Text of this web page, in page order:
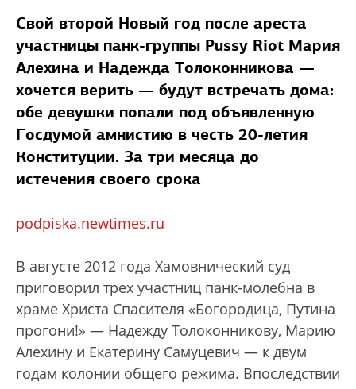
Свой второй Новый год после ареста
участницы панк-группы Pussy Riot Мария
Алехина и Надежда Толоконникова —
хочется верить — будут встречать дома:
обе девушки попали под объявленную
Госдумой амнистию в честь 20-летия
Конституции. За три месяца до
истечения своего срока
podpiska.newtimes.ru
В августе 2012 года Хамовнический суд
приговорил трех участниц панк-молебна в
храме Христа Спасителя «Богородица, Путина
прогони!» — Надежду Толоконникову, Марию
Алехину и Екатерину Самуцевич — к двум
годам колонии общего режима. Впоследствии